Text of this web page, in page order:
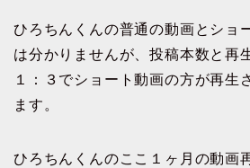
ひろちんくんの普通の動画とショ
は分かりませんが、投稿本数と再
１：３でショート動画の方が再生
ます。
ひろちんくんのここ１ヶ月の動画